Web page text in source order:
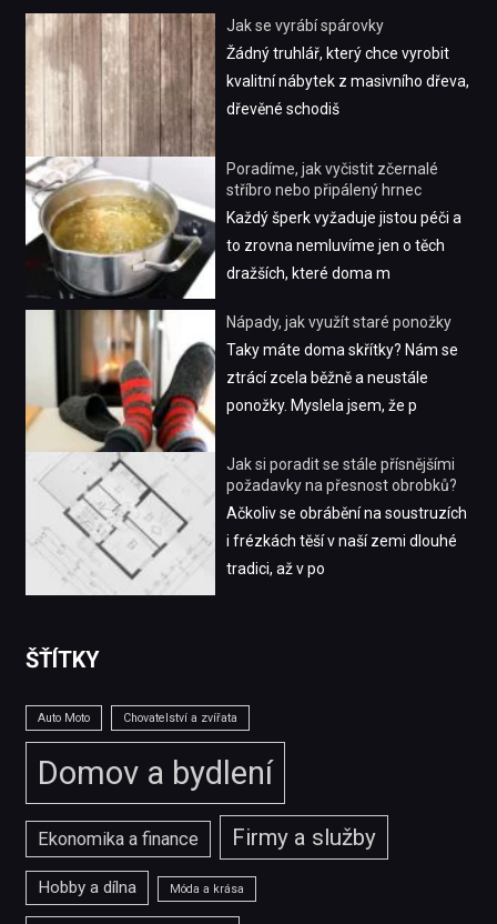
Jak se vyrábí spárovky
Žádný truhlář, který chce vyrobit
kvalitní nábytek z masivního dřeva,
dřevěné schodiš
Poradíme, jak vyčistit zčernalé
stříbro nebo připálený hrnec
Každý šperk vyžaduje jistou péči a
to zrovna nemluvíme jen o těch
dražších, které doma m
Nápady, jak využít staré ponožky
Taky máte doma skřítky? Nám se
ztrácí zcela běžně a neustále
ponožky. Myslela jsem, že p
Jak si poradit se stále přísnějšími
požadavky na přesnost obrobků?
Ačkoliv se obrábění na soustruzích
i frézkách těší v naší zemi dlouhé
tradici, až v po
ŠŤÍTKY
Auto Moto Chovatelství a zvířata
Domov a bydlení
Ekonomika a finance Firmy a služby
Hobby a dílna Móda a krása